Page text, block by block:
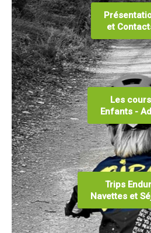
Contact Tribal Club VTT
Rechercher
et
Les cours
Enfants -
Trips
Navettes et